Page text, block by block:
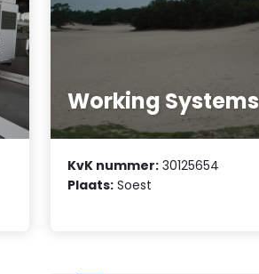
Working Systems
KvK nummer: 30125654
Plaats: Soest